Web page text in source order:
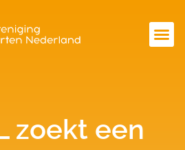
zoekt een